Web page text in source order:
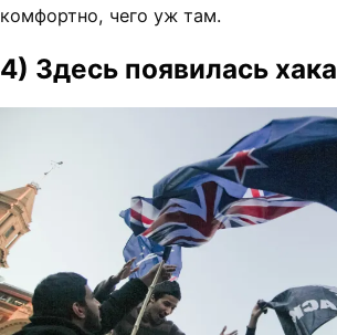
комфортно, чего уж там.
4) Здесь появилась хака